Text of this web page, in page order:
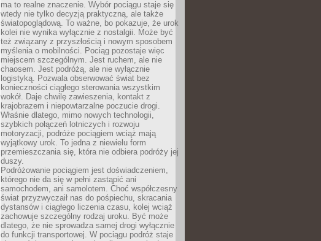
ma to realne znaczenie. Wybór pociągu staje się
wtedy nie tylko decyzją praktyczną, ale także
światopoglądową. To ważne, bo pokazuje, że urok
kolei nie wynika wyłącznie z nostalgii. Może być
też związany z przyszłością i nowym sposobem
myślenia o mobilności. Pociąg pozostaje więc
miejscem szczególnym. Jest ruchem, ale nie
chaosem. Jest podróżą, ale nie wyłącznie
logistyką. Pozwala obserwować świat bez
konieczności ciągłego sterowania wszystkim
wokół. Daje chwilę zawieszenia, kontakt z
krajobrazem i niepowtarzalne poczucie drogi.
Właśnie dlatego, mimo nowych technologii,
szybkich połączeń lotniczych i rozwoju
motoryzacji, podróże pociągiem wciąż mają
wyjątkowy urok. To jedna z niewielu form
przemieszczania się, która nie odbiera podróży jej
duszy.
Podróżowanie pociągiem jest doświadczeniem,
którego nie da się w pełni zastąpić ani
samochodem, ani samolotem. Choć współczesny
świat przyzwyczaił nas do pośpiechu, skracania
dystansów i ciągłego liczenia czasu, kolej wciąż
zachowuje szczególny rodzaj uroku. Być może
dlatego, że nie sprowadza samej drogi wyłącznie
do funkcji transportowej. W pociągu podróż staje